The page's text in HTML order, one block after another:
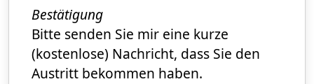
Bestätigung
Bitte senden Sie mir eine kurze
(kostenlose) Nachricht, dass Sie den
Austritt bekommen haben.